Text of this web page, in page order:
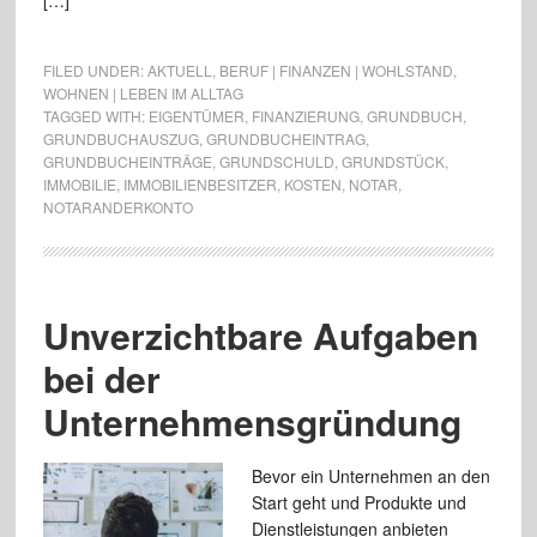
FILED UNDER:AKTUELL BERUF | FINANZEN | WOHLSTAND
WOHNEN | LEBEN IM ALLTAG
TAGGED WITH: EIGENTÜMER FINANZIERUNG, GRUNDBUCH
GRUNDBUCHAUSZUG, GRUNDBUCHEINTRAG,
GRUNDBUCHEINTRÄGE GRUNDSCHULD GRUNDSTÜCK,
IMMOBILIE IMMOBILIENBESITZER KOSTEN NOTAR
NOTARANDERKONTO
Unverzichtbare Aufgaben
bei der
Unternehmensgründung
Bevor ein Unternehmen an den
Start geht und Produkte und
Dienstleistungen anbieten